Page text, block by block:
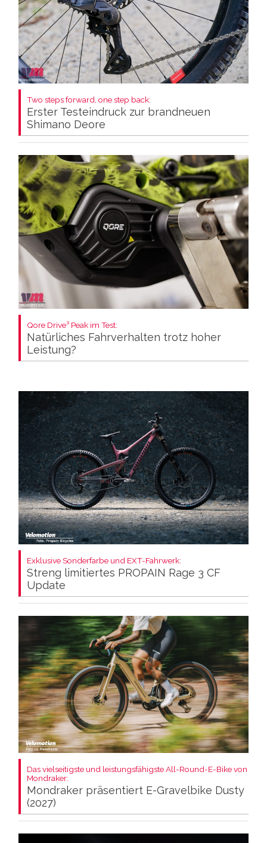
Two steps forward, one step back:
Erster Testeindruck zur brandneuen
Shimano Deore
Qore Drive³ Peak im Test:
Natürliches Fahrverhalten trotz hoher
Leistung?
Exklusive Sonderfarbe und EXT-Fahrwerk:
Streng limitiertes PROPAIN Rage 3 CF
Update
Das vielseitigste und leistungsfähigste All-Round-E-Bike von
Mondraker:
Mondraker präsentiert E-Gravelbike Dusty
(2027)